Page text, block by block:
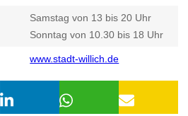
Samstag von 13 bis 20 Uhr
Sonntag von 10.30 bis 18 Uhr
www.stadt-willich.de